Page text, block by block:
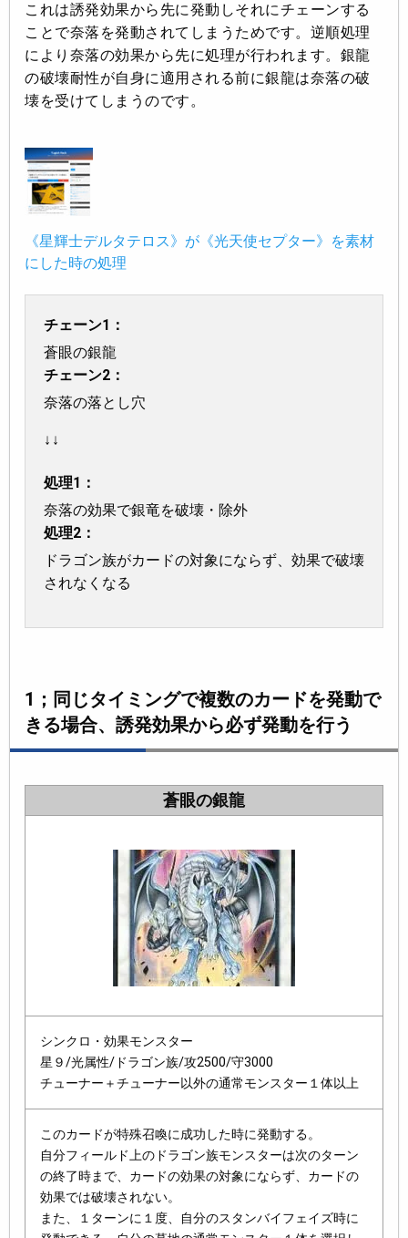
これは誘発効果から先に発動しそれにチェーンする
ことで奈落を発動されてしまうためです。逆順処理
により奈落の効果から先に処理が行われます。銀龍
の破壊耐性が自身に適用される前に銀龍は奈落の破
壊を受けてしまうのです。
《星輝士デルタテロス》が《光天使セプター》を素材
にした時の処理
チェーン1：
蒼眼の銀龍
チェーン2：
奈落の落とし穴
↓↓
処理1：
奈落の効果で銀竜を破壊・除外
処理2：
ドラゴン族がカードの対象にならず、効果で破壊
されなくなる
1；同じタイミングで複数のカードを発動で
きる場合、誘発効果から必ず発動を行う
蒼眼の銀龍
シンクロ・効果モンスター
星９/光属性/ドラゴン族/攻2500/守3000
チューナー＋チューナー以外の通常モンスター１体以上
このカードが特殊召喚に成功した時に発動する。
自分フィールド上のドラゴン族モンスターは次のターン
の終了時まで、カードの効果の対象にならず、カードの
効果では破壊されない。
また、１ターンに１度、自分のスタンバイフェイズ時に